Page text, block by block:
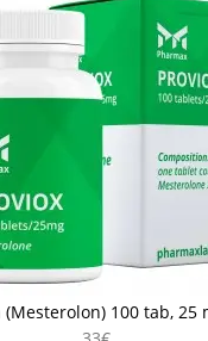
(Mesterolon) 100 tab, 25